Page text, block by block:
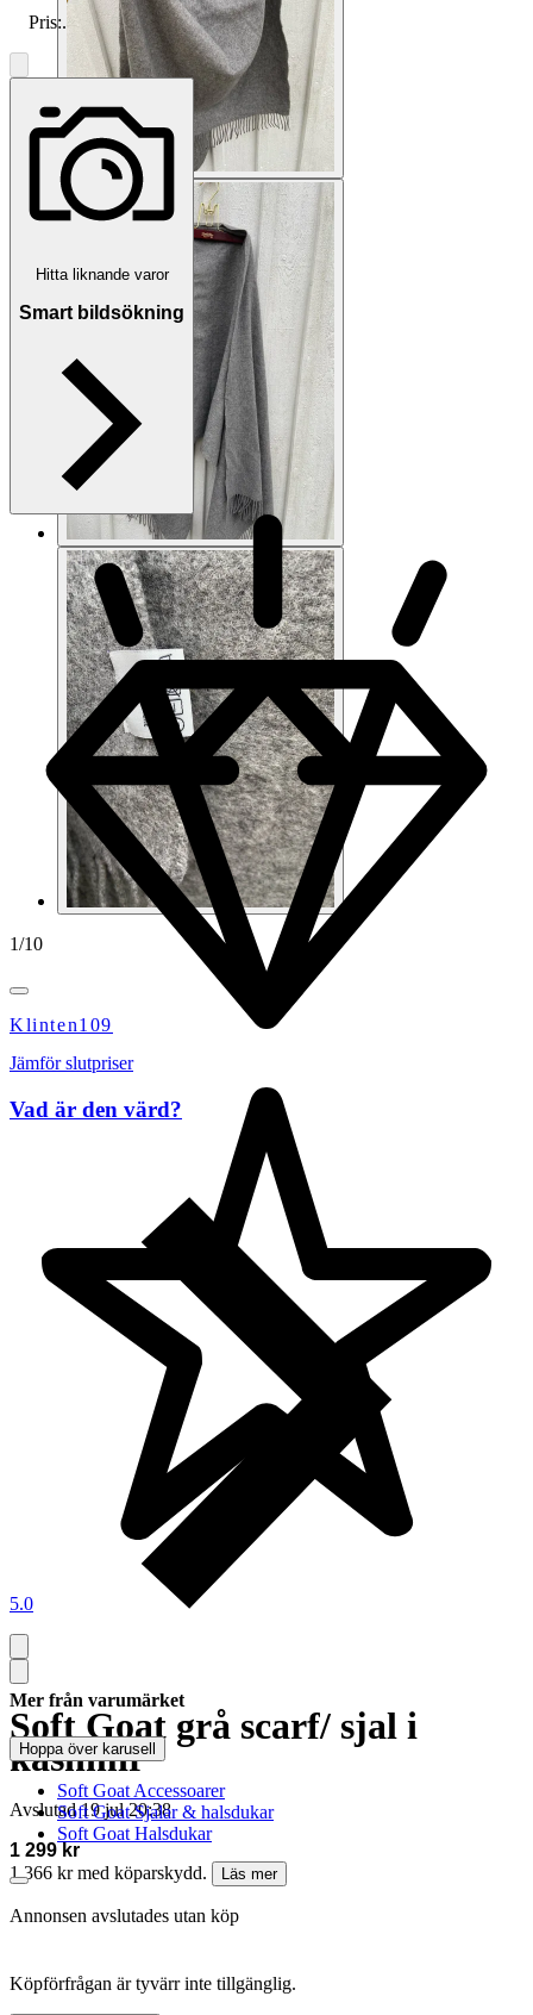
1/10
Klinten109
5.0
Soft Goat grå scarf/ sjal i
kashmir
Avslutad 19 jul 20:38
1 299 kr
1 366 kr med köparskydd.
Läs mer
Annonsen avslutades utan köp
Köpförfrågan är tyvärr inte tillgänglig.
Pris:.
Hitta liknande varor
Smart bildsökning
Jämför slutpriser
Vad är den värd?
Mer från varumärket
Hoppa över karusell
Soft Goat Accessoarer
Soft Goat Sjalar & halsdukar
Soft Goat Halsdukar